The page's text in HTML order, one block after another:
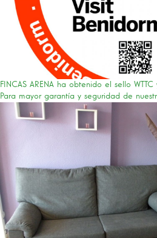
FINCAS ARENA ha obtenido el sello WTTC
Para mayor garantía y seguridad de